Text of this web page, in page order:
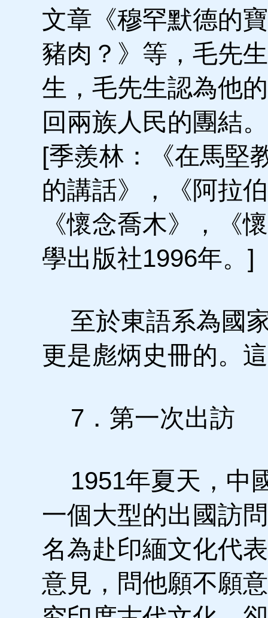
文章《穆罕默德的
豬肉？》等，毛先
生，毛先生認為他
回兩族人民的團結
[季羨林：《在馬堅
的講話》，《阿拉
《懷念喬木》，《
學出版社1996年。]
至於東語系為國
更是彪炳史冊的。
7．第一次出訪
1951年夏天，中
一個大型的出國訪
名為赴印緬文化代
意見，問他願不願